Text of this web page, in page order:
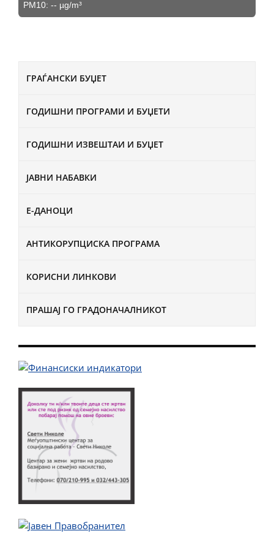
ГРАЃАНСКИ БУЏЕТ
ГОДИШНИ ПРОГРАМИ И БУЏЕТИ
ГОДИШНИ ИЗВЕШТАИ И БУЏЕТ
ЈАВНИ НАБАВКИ
Е-ДАНОЦИ
АНТИКОРУПЦИСКА ПРОГРАМА
КОРИСНИ ЛИНКОВИ
ПРАШАЈ ГО ГРАДОНАЧАЛНИКОТ
PM10: -- µg/m³